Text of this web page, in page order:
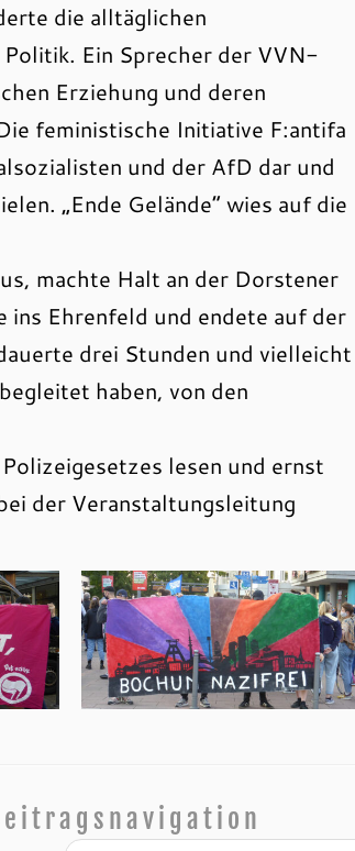
die alltäglichen
Ein Sprecher der VVN-
Erziehung und deren
feministische Initiative F:antifa
und der AfD dar und
„Ende Gelände“ wies auf die
machte Halt an der Dorstener
ins Ehrenfeld und endete auf der
drei Stunden und vielleicht
haben, von den
lesen und ernst
der Veranstaltungsleitung